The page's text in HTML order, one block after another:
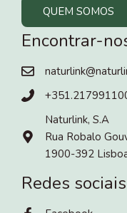
QUEM SOMOS
Encontrar-
Naturlink, S.A
Rua Robalo
1900-392
Redes sociais